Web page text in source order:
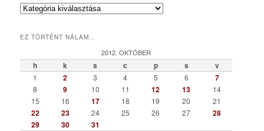
K
e
r
EZ TÖRTÉNT NÁLAM…
2012. OKTÓBER
h k s c p s v
1 2 3 4 5 6 7
8 9 10 11 12 13
14
15
16 17 18 19 20 21
22 23 24 25 26 27
28
29
30 31